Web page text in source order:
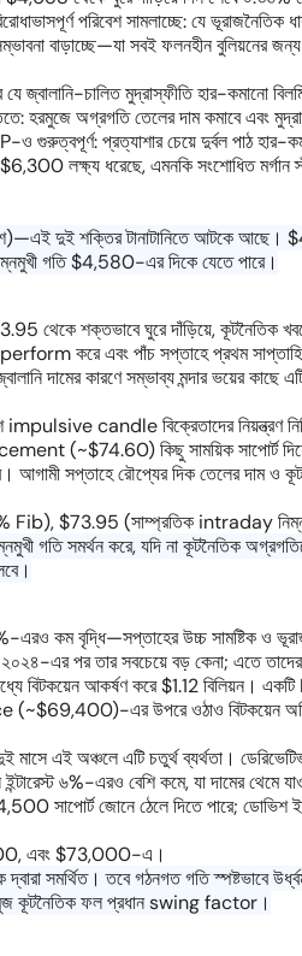
পরিবেশ সামলাচ্ছে: যে ভূরাজনৈতিক
বাড়াচ্ছে—যা সবই ফলনহীন বুলিয়নের
যে জ্বালানি-চালিত মুদ্রাস্ফীতি হার-
হরমুজে অগ্রগতি তেলের দাম কমাবে
প্রত্যাশার চেয়ে দুর্বল পাঠ হার-
লক্ষ্য ধরেছে, এমনকি সংশোধিত
দুই শক্তির টানাটানিতে আটকে
গতি $4,580-এর দিকে যেতে পারে।
শক্তভাবে ঘুরে দাঁড়িয়ে, কূটনৈতিক
করে এবং পাঁচ সপ্তাহে প্রথম
দামের কারণে সম্ভাব্য মন্দার ভয়ের কাছে
impulsive candle বিক্রেতাদের
(~$74.60) কিছু সাময়িক সাপোর্ট
সপ্তাহে রৌপ্যের দিক তেলের দাম ও
Fib), $73.95 (সাম্প্রতিক intraday
গতি সমর্থন করে, যদি না কূটনৈতিক
বৃদ্ধি—সপ্তাহের উচ্চ সামষ্টিক ও
এর পর তার সবচেয়ে বড় কেনা; এতে
বিটকয়েন আকর্ষণ করে $1.12 বিলিয়ন।
price (~$69,400)-এর উপরে ওঠাও
এই অঞ্চলে এটি চতুর্থ ব্যর্থতা।
ইন্টারেস্ট ৬%-এরও বেশি কমে, যা দামের
জোনে ঠেলে দিতে পারে; ডোভিশ
এবং $73,000-এ।
সমর্থিত। তবে গঠনগত গতি
কূটনৈতিক ফল প্রধান swing factor।